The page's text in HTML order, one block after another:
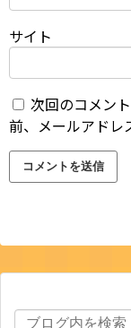
サイト
次回のコメン
前、メールアドレ